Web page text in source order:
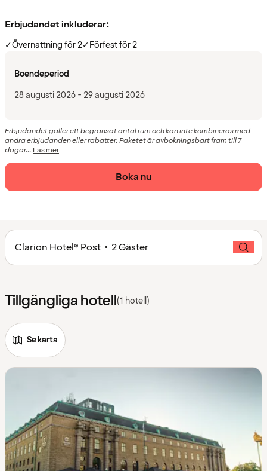
Erbjudandet inkluderar:
✓Övernattning för 2✓Förfest för 2
Boendeperiod
28 augusti 2026 - 29 augusti 2026
Erbjudandet gäller ett begränsat antal rum och kan inte kombineras med
andra erbjudanden eller rabatter. Paketet är avbokningsbart fram till 7
dagar... Läs mer
Boka nu
Clarion Hotel® Post • 2 Gäster
Tillgängliga hotell(1 hotell)
Se karta